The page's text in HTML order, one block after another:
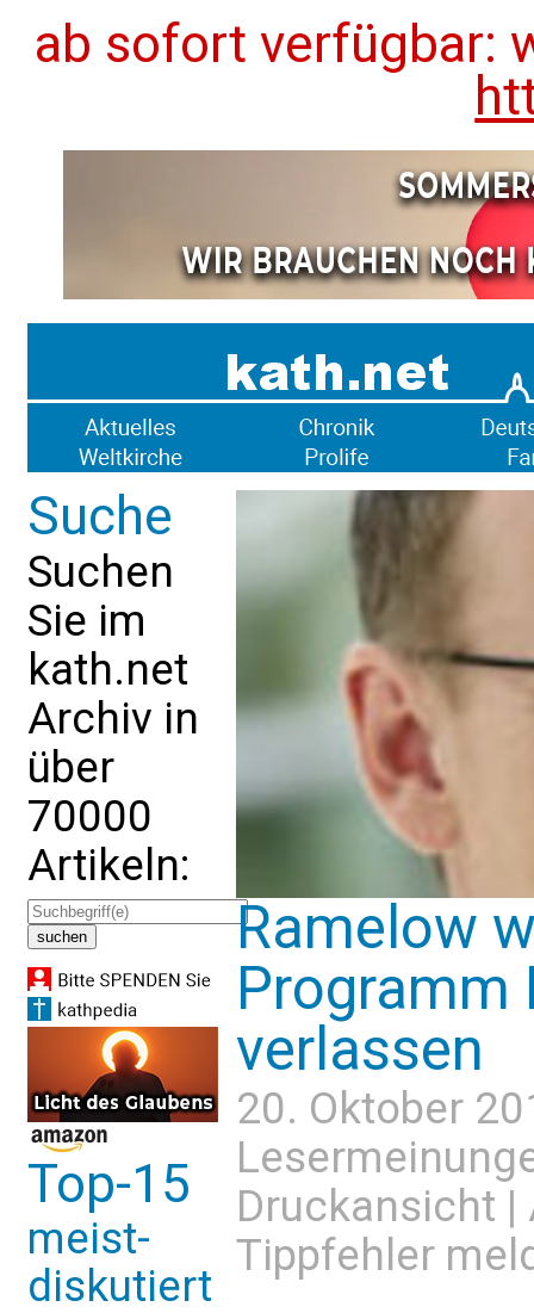
ab sofort verfügbar:
Suche
Suchen
Sie im
kath.net
Archiv in
über
70000
Artikeln:
Top-15
meist-
diskutiert
Ramelow
Programm
verlassen
20. Oktober
Druckansicht |
Tippfehler